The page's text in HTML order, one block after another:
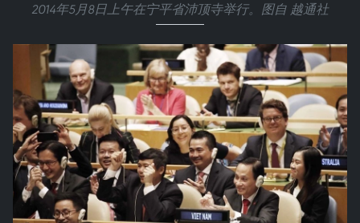
2014年5月8日上午在宁平省沛顶寺举行。图自 越通社